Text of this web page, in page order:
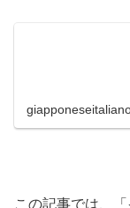
この記事では、